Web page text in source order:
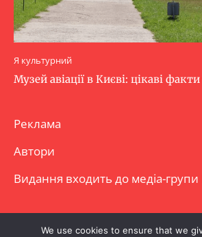
Я культурний
Музей авіації в Києві: цікаві
Реклама
Автори
Видання входить до медіа-групи
Copyright © Повне використання
We use cookies to ensure that we